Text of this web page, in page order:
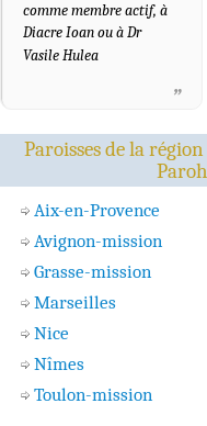
comme membre actif, à
Diacre Ioan ou à Dr
Vasile Hulea
Paroisses de la région
Aix-en-Provence
Avignon-mission
Grasse-mission
Marseilles
Nice
Nîmes
Toulon-mission